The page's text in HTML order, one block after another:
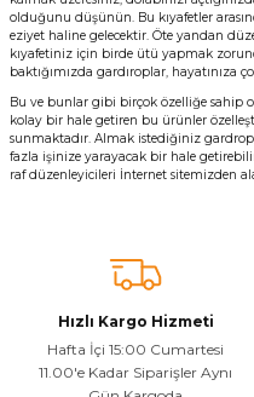
olduğunu düşünün. Bu kıyafetler
eziyet haline gelecektir. Öte yandan
kıyafetiniz için birde ütü yapmak
baktığımızda gardıroplar, hayatınıza
Bu ve bunlar gibi birçok özelliğe sahip
kolay bir hale getiren bu ürünler
sunmaktadır. Almak istediğiniz
fazla işinize yarayacak bir hale
raf düzenleyicileri İnternet sitemizden
Hızlı Kargo Hizmeti
Hafta İçi 15:00 Cumartesi
11.00'e Kadar Siparişler Aynı